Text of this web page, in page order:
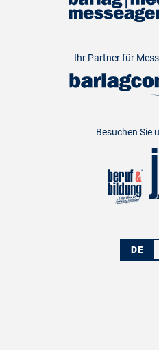
Ihr Partner für
Besuchen Sie
DE